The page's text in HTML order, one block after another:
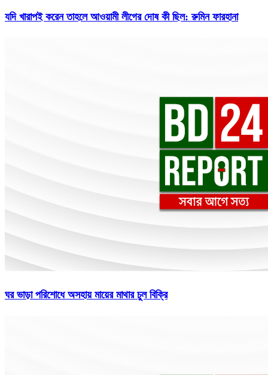
যদি খারাপই করেন তাহলে আওয়ামী লীগের দোষ কী ছিল: রুমিন ফারহানা
ঘর ভাড়া পরিশোধে অসহায় মায়ের মাথার চুল বিক্রি